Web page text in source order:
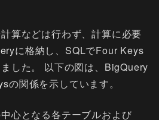
算などは行わず、計算に必要
に格納し、SQLでFour Keys
した。 以下の図は、BigQuery
関係を示しています。
心となる各テーブルおよび